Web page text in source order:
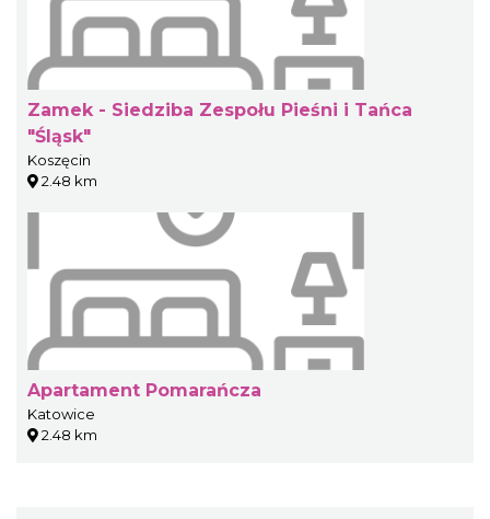
Zamek - Siedziba Zespołu Pieśni i Tańca
"Śląsk"
Koszęcin
2.48 km
Apartament Pomarańcza
Katowice
2.48 km